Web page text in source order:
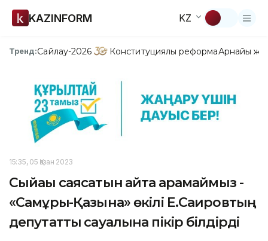
KAZINFORM KZ
Тренд:Сайлау-2026 Конституциялық реформаАрнайы
15:35, 05 Қазан 2023
Сыйақы саясатын қайта қарамаймыз -
«Самұрық-Қазына» өкілі Е.Саировтың
депутаттық сауалына пікір білдірді